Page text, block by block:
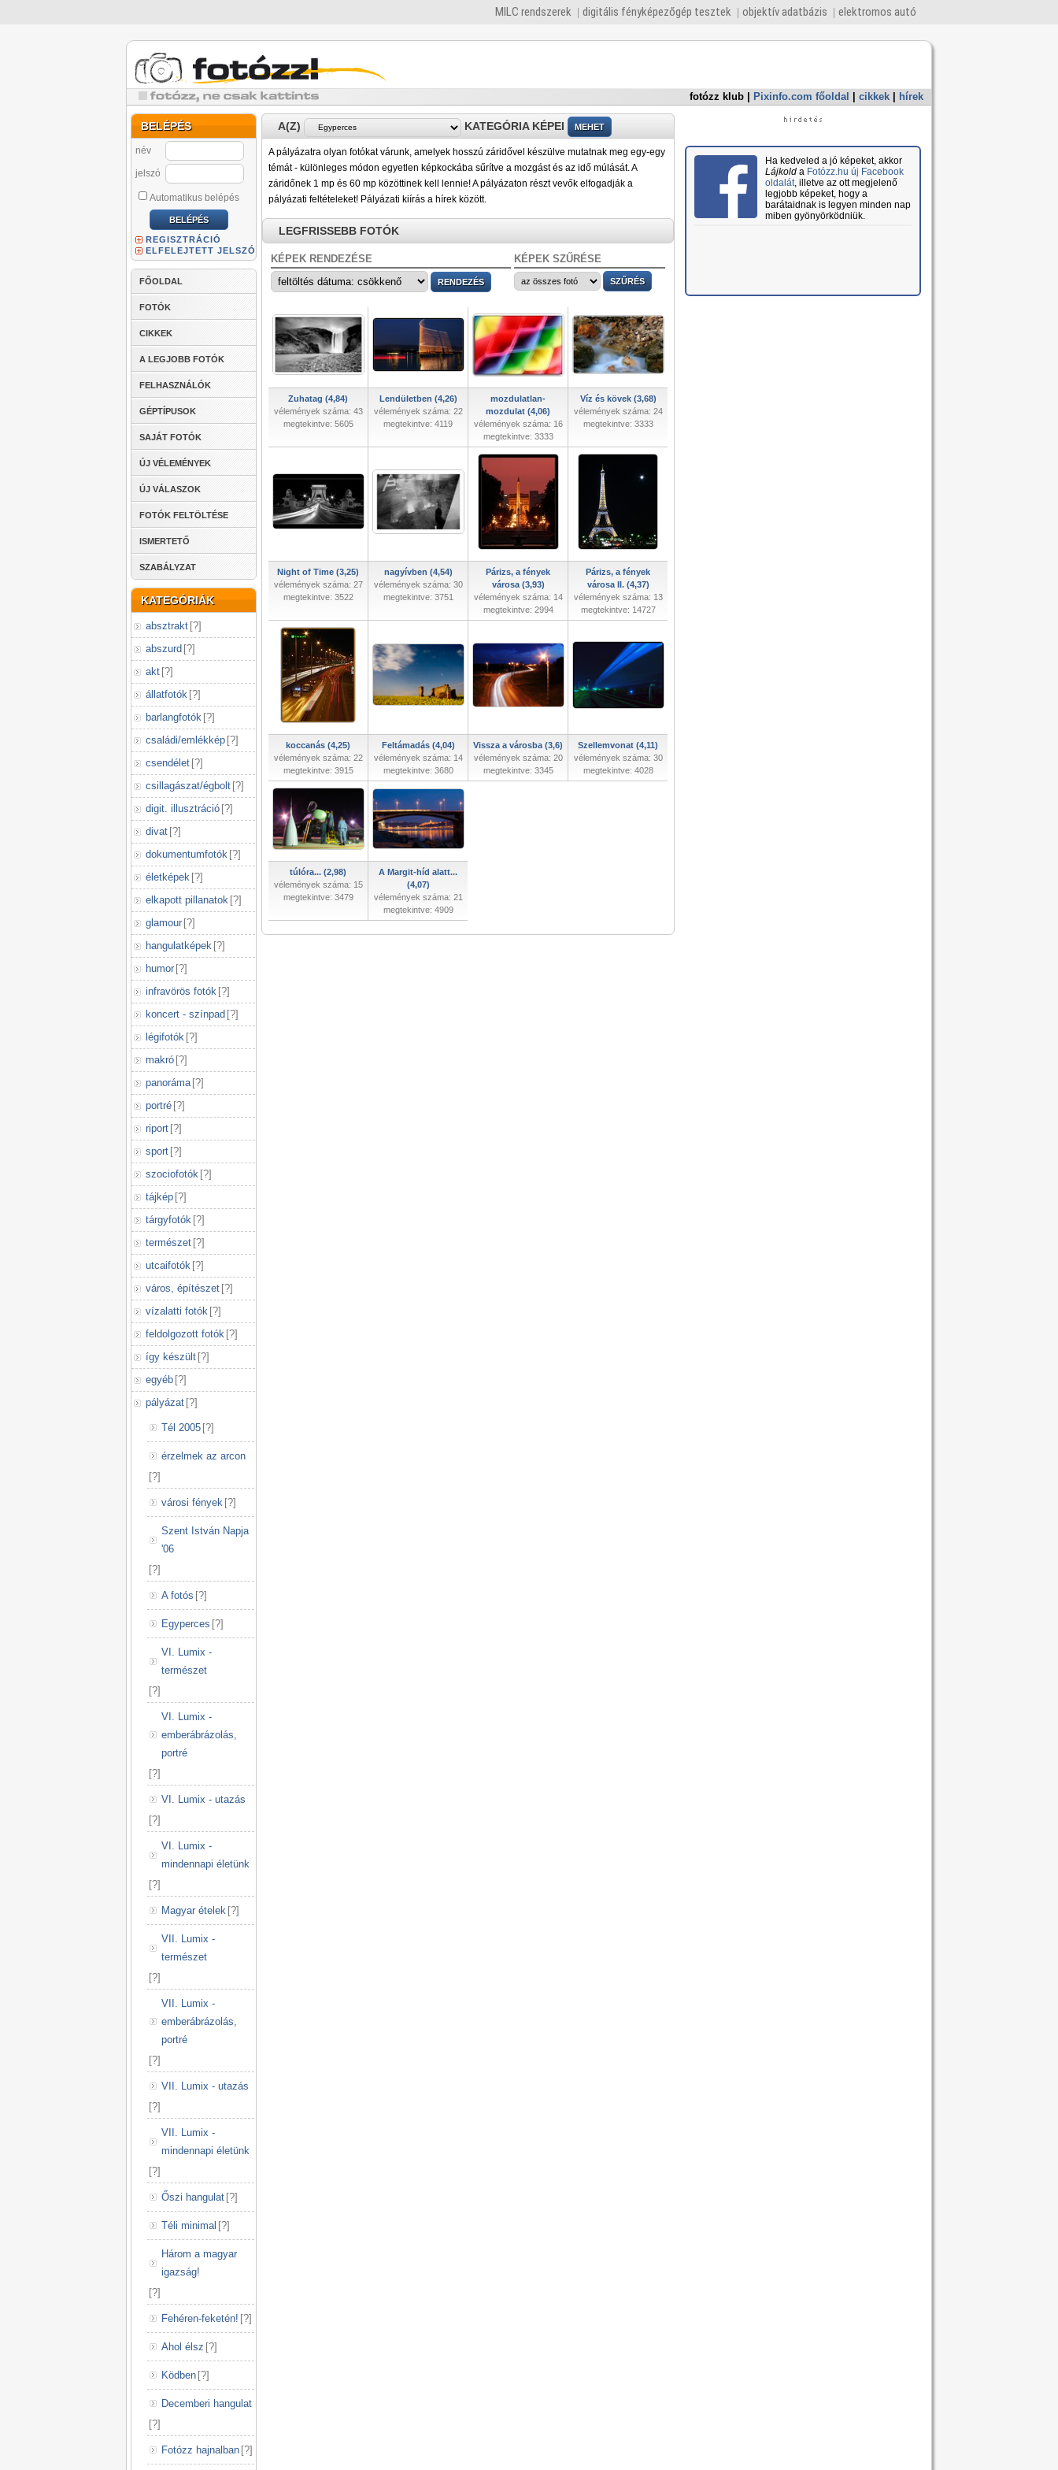
MILC rendszerek digitális fényképezőgép tesztek objektív adatbázis elektromos autó
fotózz klub Pixinfo.com főoldal cikkek hírek
BELÉPÉS
név
jelszó
Automatikus belépés
REGISZTRÁCIÓ
ELFELEJTETT JELSZÓ
FŐOLDAL
FOTÓK
CIKKEK
A LEGJOBB FOTÓK
FELHASZNÁLÓK
GÉPTÍPUSOK
SAJÁT FOTÓK
ÚJ VÉLEMÉNYEK
ÚJ VÁLASZOK
FOTÓK FELTÖLTÉSE
ISMERTETŐ
SZABÁLYZAT
KATEGÓRIÁK
absztrakt [?]
abszurd [?]
akt [?]
állatfotók [?]
barlangfotók [?]
családi/emlékkép [?]
csendélet [?]
csillagászat/égbolt [?]
digit. illusztráció [?]
divat [?]
dokumentumfotók [?]
életképek [?]
elkapott pillanatok [?]
glamour [?]
hangulatképek [?]
humor [?]
infravörös fotók [?]
koncert - színpad [?]
légifotók [?]
makró [?]
panoráma [?]
portré [?]
riport [?]
sport [?]
szociofotók [?]
tájkép [?]
tárgyfotók [?]
természet [?]
utcaifotók [?]
város, építészet [?]
vízalatti fotók [?]
feldolgozott fotók [?]
így készült [?]
egyéb [?]
pályázat [?]
Tél 2005 [?]
érzelmek az arcon
[?]
városi fények [?]
Szent István Napja
'06
[?]
A fotós [?]
Egyperces [?]
VI. Lumix -
természet
[?]
VI. Lumix -
emberábrázolás,
portré
[?]
VI. Lumix - utazás
[?]
VI. Lumix -
mindennapi életünk
[?]
Magyar ételek [?]
VII. Lumix -
természet
[?]
VII. Lumix -
emberábrázolás,
portré
[?]
VII. Lumix - utazás
[?]
VII. Lumix -
mindennapi életünk
[?]
Őszi hangulat [?]
Téli minimal [?]
Három a magyar
igazság!
[?]
Fehéren-feketén! [?]
Ahol élsz [?]
Ködben [?]
Decemberi hangulat
[?]
Fotózz hajnalban [?]
A(Z) KATEGÓRIA KÉPEI
A pályázatra olyan fotókat várunk, amelyek hosszú záridővel készülve mutatnak meg egy-egy
témát - különleges módon egyetlen képkockába sűrítve a mozgást és az idő múlását. A
záridőnek 1 mp és 60 mp közöttinek kell lennie! A pályázaton részt vevők elfogadják a
pályázati feltételeket! Pályázati kiírás a hírek között.
LEGFRISSEBB FOTÓK
KÉPEK RENDEZÉSE KÉPEK SZŰRÉSE
Zuhatag (4,84)
vélemények száma: 43
megtekintve: 5605
Lendületben (4,26)
vélemények száma: 22
megtekintve: 4119
mozdulatlan-
mozdulat (4,06)
vélemények száma: 16
megtekintve: 3333
Víz és kövek (3,68)
vélemények száma: 24
megtekintve: 3333
Night of Time (3,25)
vélemények száma: 27
megtekintve: 3522
nagyívben (4,54)
vélemények száma: 30
megtekintve: 3751
Párizs, a fények
városa (3,93)
vélemények száma: 14
megtekintve: 2994
Párizs, a fények
városa II. (4,37)
vélemények száma: 13
megtekintve: 14727
koccanás (4,25)
vélemények száma: 22
megtekintve: 3915
Feltámadás (4,04)
vélemények száma: 14
megtekintve: 3680
Vissza a városba (3,6)
vélemények száma: 20
megtekintve: 3345
Szellemvonat (4,11)
vélemények száma: 30
megtekintve: 4028
túlóra... (2,98)
vélemények száma: 15
megtekintve: 3479
A Margit-híd alatt...
(4,07)
vélemények száma: 21
megtekintve: 4909
Ha kedveled a jó képeket, akkor
Lájkolda Fotózz.hu új Facebook
oldalát, illetve az ott megjelenő
legjobb képeket, hogy a
barátaidnak is legyen minden nap
miben gyönyörködniük.